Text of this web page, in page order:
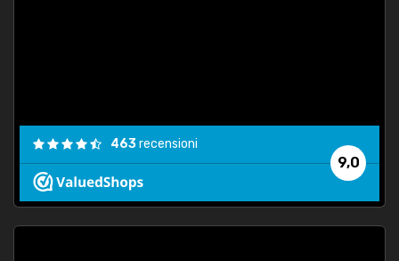
9,0
463recensioni